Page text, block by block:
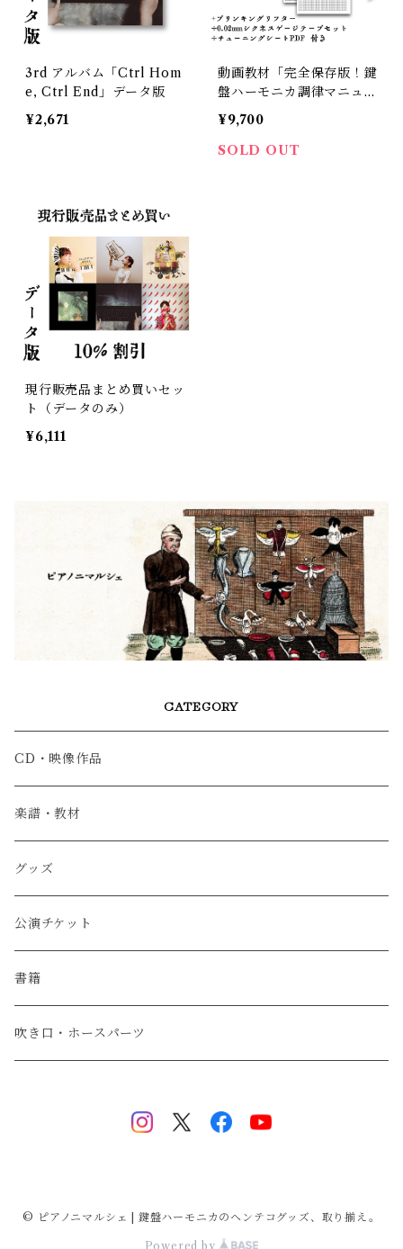
3rd アルバム「Ctrl Hom
e, Ctrl End」データ版
¥2,671
動画教材「完全保存版！鍵
盤ハーモニカ調律マニュア
ル」＋工具セット＆チュー
ニングシートPDF付き
¥9,700
SOLD OUT
現行販売品まとめ買いセッ
ト（データのみ）
¥6,111
CATEGORY
CD・映像作品
楽譜・教材
グッズ
公演チケット
書籍
吹き口・ホースパーツ
© ピアノニマルシェ | 鍵盤ハーモニカのヘンテコグッズ、取り揃え。
Powered by